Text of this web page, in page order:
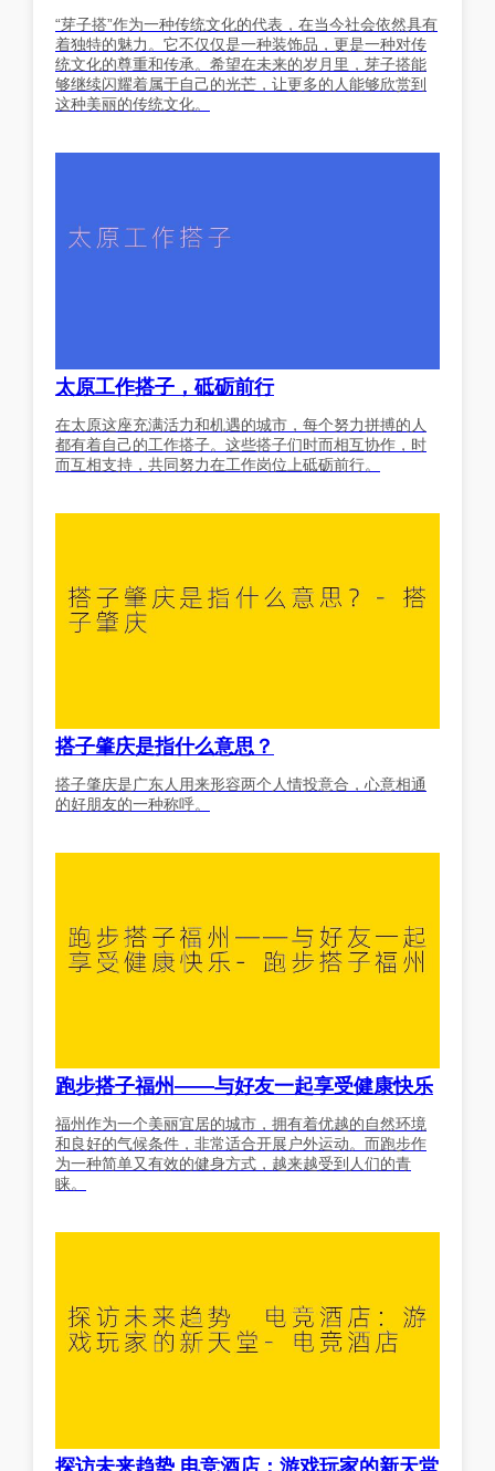
“芽子搭”作为一种传统文化的代表，在当今社会依然具有
着独特的魅力。它不仅仅是一种装饰品，更是一种对传
统文化的尊重和传承。希望在未来的岁月里，芽子搭能
够继续闪耀着属于自己的光芒，让更多的人能够欣赏到
这种美丽的传统文化。
太原工作搭子，砥砺前行
在太原这座充满活力和机遇的城市，每个努力拼搏的人
都有着自己的工作搭子。这些搭子们时而相互协作，时
而互相支持，共同努力在工作岗位上砥砺前行。
搭子肇庆是指什么意思？
搭子肇庆是广东人用来形容两个人情投意合，心意相通
的好朋友的一种称呼。
跑步搭子福州——与好友一起享受健康快乐
福州作为一个美丽宜居的城市，拥有着优越的自然环境
和良好的气候条件，非常适合开展户外运动。而跑步作
为一种简单又有效的健身方式，越来越受到人们的青
睐。
探访未来趋势 电竞酒店：游戏玩家的新天堂